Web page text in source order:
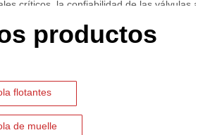
productos
flotantes
de muelle